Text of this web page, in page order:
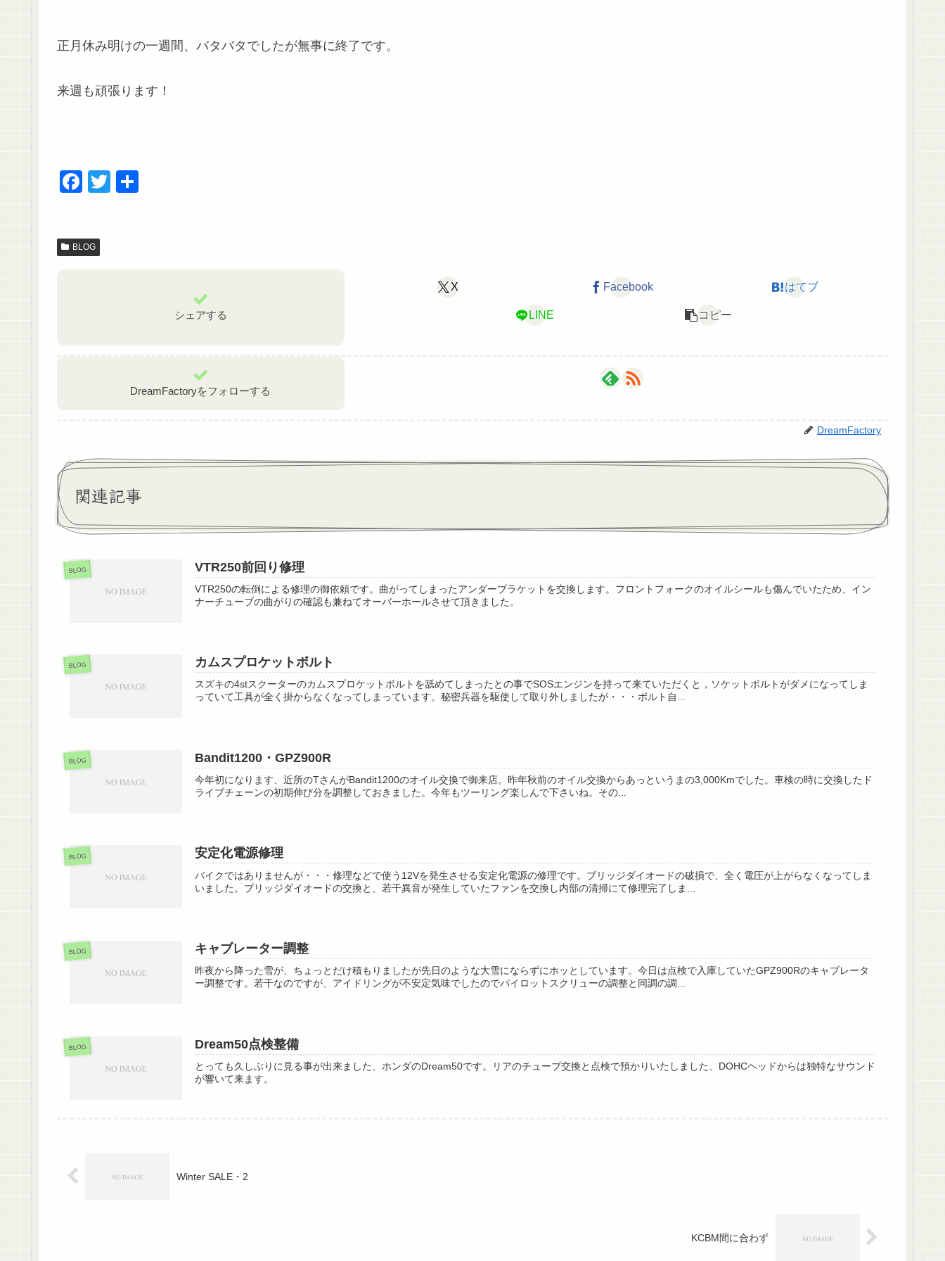
正月休み明けの一週間、バタバタでしたが無事に終了です。
来週も頑張ります！
F
e
T
BLOG
シェアする
X Facebook はてブ
LINE コピー
DreamFactoryをフォローする
DreamFactory
関連記事
BLOG VTR250前回り修理
VTR250の転倒による修理の御依頼です。曲がってしまったアンダーブラケットを交換します。フロントフォークのオイルシールも傷んでいたため、イン
ナーチューブの曲がりの確認も兼ねてオーバーホールさせて頂きました。
BLOG カムスプロケットボルト
スズキの4stスクーターのカムスプロケットボルトを舐めてしまったとの事でSOSエンジンを持って来ていただくと，ソケットボルトがダメになってしま
っていて工具が全く掛からなくなってしまっています。秘密兵器を駆使して取り外しましたが・・・ボルト自...
BLOG Bandit1200・GPZ900R
今年初になります、近所のTさんがBandit1200のオイル交換で御来店。昨年秋前のオイル交換からあっというまの3,000Kmでした。車検の時に交換したド
ライブチェーンの初期伸び分を調整しておきました。今年もツーリング楽しんで下さいね。その...
BLOG 安定化電源修理
バイクではありませんが・・・修理などで使う12Vを発生させる安定化電源の修理です。ブリッジダイオードの破損で、全く電圧が上がらなくなってしま
いました。ブリッジダイオードの交換と、若干異音が発生していたファンを交換し内部の清掃にて修理完了しま...
BLOG キャブレーター調整
昨夜から降った雪が、ちょっとだけ積もりましたが先日のような大雪にならずにホッとしています。今日は点検で入庫していたGPZ900Rのキャブレータ
ー調整です。若干なのですが、アイドリングが不安定気味でしたのでパイロットスクリューの調整と同調の調...
BLOG Dream50点検整備
とっても久しぶりに見る事が出来ました、ホンダのDream50です。リアのチューブ交換と点検で預かりいたしました、DOHCヘッドからは独特なサウンド
が響いて来ます。
Winter SALE・2
KCBM間に合わず